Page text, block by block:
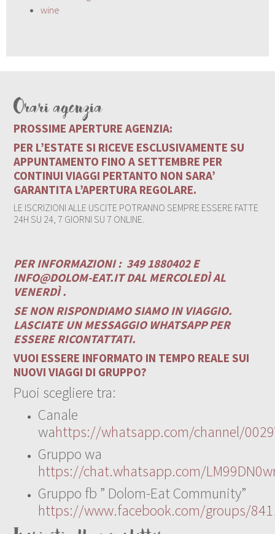
wine
Orari agenzia
PROSSIME APERTURE AGENZIA:
PER L’ESTATE SI RICEVE ESCLUSIVAMENTE SU
APPUNTAMENTO FINO A SETTEMBRE PER
CONTINUI VIAGGI PERTANTO NON SARA’
GARANTITA L’APERTURA REGOLARE.
LE ISCRIZIONI ALLE USCITE POTRANNO SEMPRE ESSERE FATTE
24H SU 24, 7 GIORNI SU 7 ONLINE.
PER INFORMAZIONI : 349 1880402 E
INFO@DOLOM-EAT.ITDAL MERCOLEDÌ AL
VENERDÌ .
SE NON RISPONDIAMO SIAMO IN VIAGGIO.
LASCIATE UN MESSAGGIO WHATSAPP PER
ESSERE RICONTATTATI.
VUOI ESSERE INFORMATO IN TEMPO REALE SUI
NUOVI VIAGGI DI GRUPPO?
Puoi scegliere tra:
Canale
wahttps://whatsapp.com/channel/
Gruppo wa
https://chat.whatsapp.com/
Gruppo fb ” Dolom-Eat Community”
https://www.facebook.com/groups/